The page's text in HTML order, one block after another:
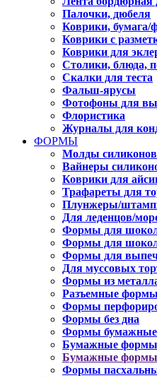
Палочки, дюбеля
Коврики, бумага/
Коврики с
Коврики для
Столики, блюда,
Скалки для теста
Фальш-ярусы
Фотофоны для
Флористика
Журналы для
ФОРМЫ
Молды
Вайнеры
Коврики для
Трафареты для
Плунжеры/
Для леденцов/
Формы для
Формы для
Формы для
Для муссовых
Формы из
Разъемные формы
Формы
Формы без дна
Формы бумажные
Бумажные формы
Бумажные формы
Формы